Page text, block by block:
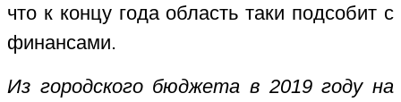
что к концу года область таки подсобит с
финансами.
Из городского бюджета в 2019 году на